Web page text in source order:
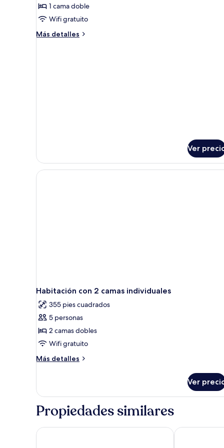
estándar
1 cama doble
Wifi gratuito
Más detalles
Más
Ver
Habitación con 2 camas individuales
355 pies cuadrados
5 personas
2 camas dobles
Wifi gratuito
Más detalles
Más
con
camas
individuales
Ver
Propiedades similares
Den Basta Signature Hotel Ignis Hotel